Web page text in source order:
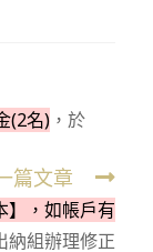
(2名) ，於
篇文章
】，如帳戶有
納組辦理修正